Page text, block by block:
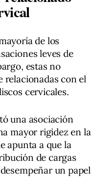
de los
leves de
estas no
relacionadas con el
cervicales.
una asociación
mayor rigidez en la
apunta a que la
de cargas
un papel